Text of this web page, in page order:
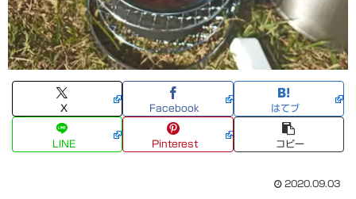
X Facebook はてブ
LINE Pinterest コピー
2020.09.03